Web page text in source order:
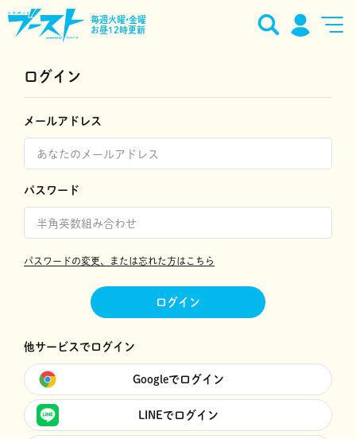
毎週火曜•金曜
お昼12時更新
ログイン
メールアドレス
パスワード
パスワードの変更、または忘れた方はこちら
ログイン
他サービスでログイン
Googleでログイン
LINEでログイン